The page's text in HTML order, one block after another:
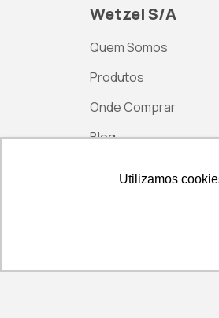
Utilizamos
Utilizamos
Wetzel S/A
Quem Somos
Produtos
Onde Comprar
Blog